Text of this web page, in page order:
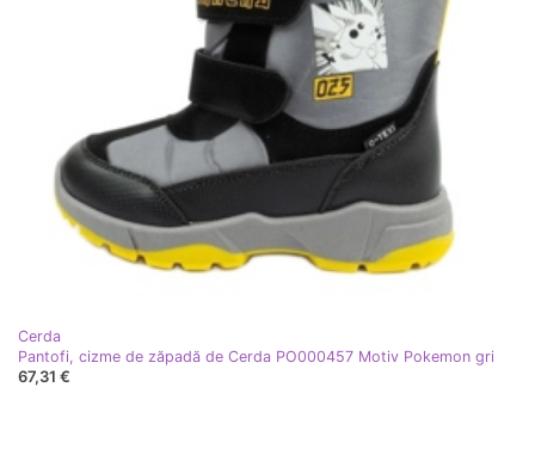
Cerda
Pantofi, cizme de zăpadă de Cerda PO000457 Motiv Pokemon gri
67,31 €